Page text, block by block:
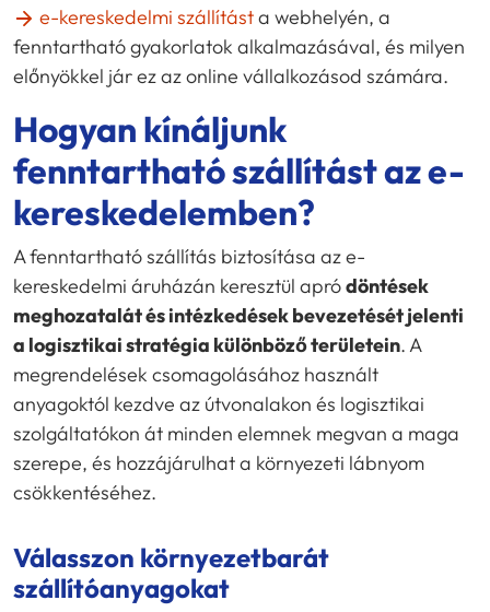
e-kereskedelmi szállításta webhelyén, a
fenntartható gyakorlatok alkalmazásával, és milyen
előnyökkel jár ez az online vállalkozásod számára.
Hogyan kínáljunk
fenntartható szállítást az e-
kereskedelemben?
A fenntartható szállítás biztosítása az e-
kereskedelmi áruházán keresztül apródöntések
meghozatalát és intézkedések bevezetését jelenti
a logisztikai stratégia különböző területein. A
megrendelések csomagolásához használt
anyagoktól kezdve az útvonalakon és logisztikai
szolgáltatókon át minden elemnek megvan a maga
szerepe, és hozzájárulhat a környezeti lábnyom
csökkentéséhez.
Válasszon környezetbarát
szállítóanyagokat